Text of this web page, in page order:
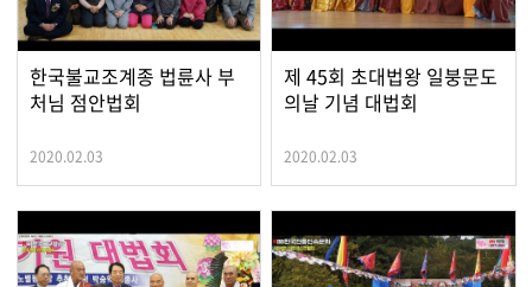
한국불교조계종 법륜사 부
처님 점안법회
2020.02.03
제 45회 초대법왕 일붕문도
의날 기념 대법회
2020.02.03